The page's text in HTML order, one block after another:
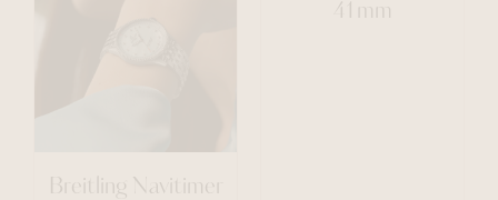
Breitling Navitimer
41mm